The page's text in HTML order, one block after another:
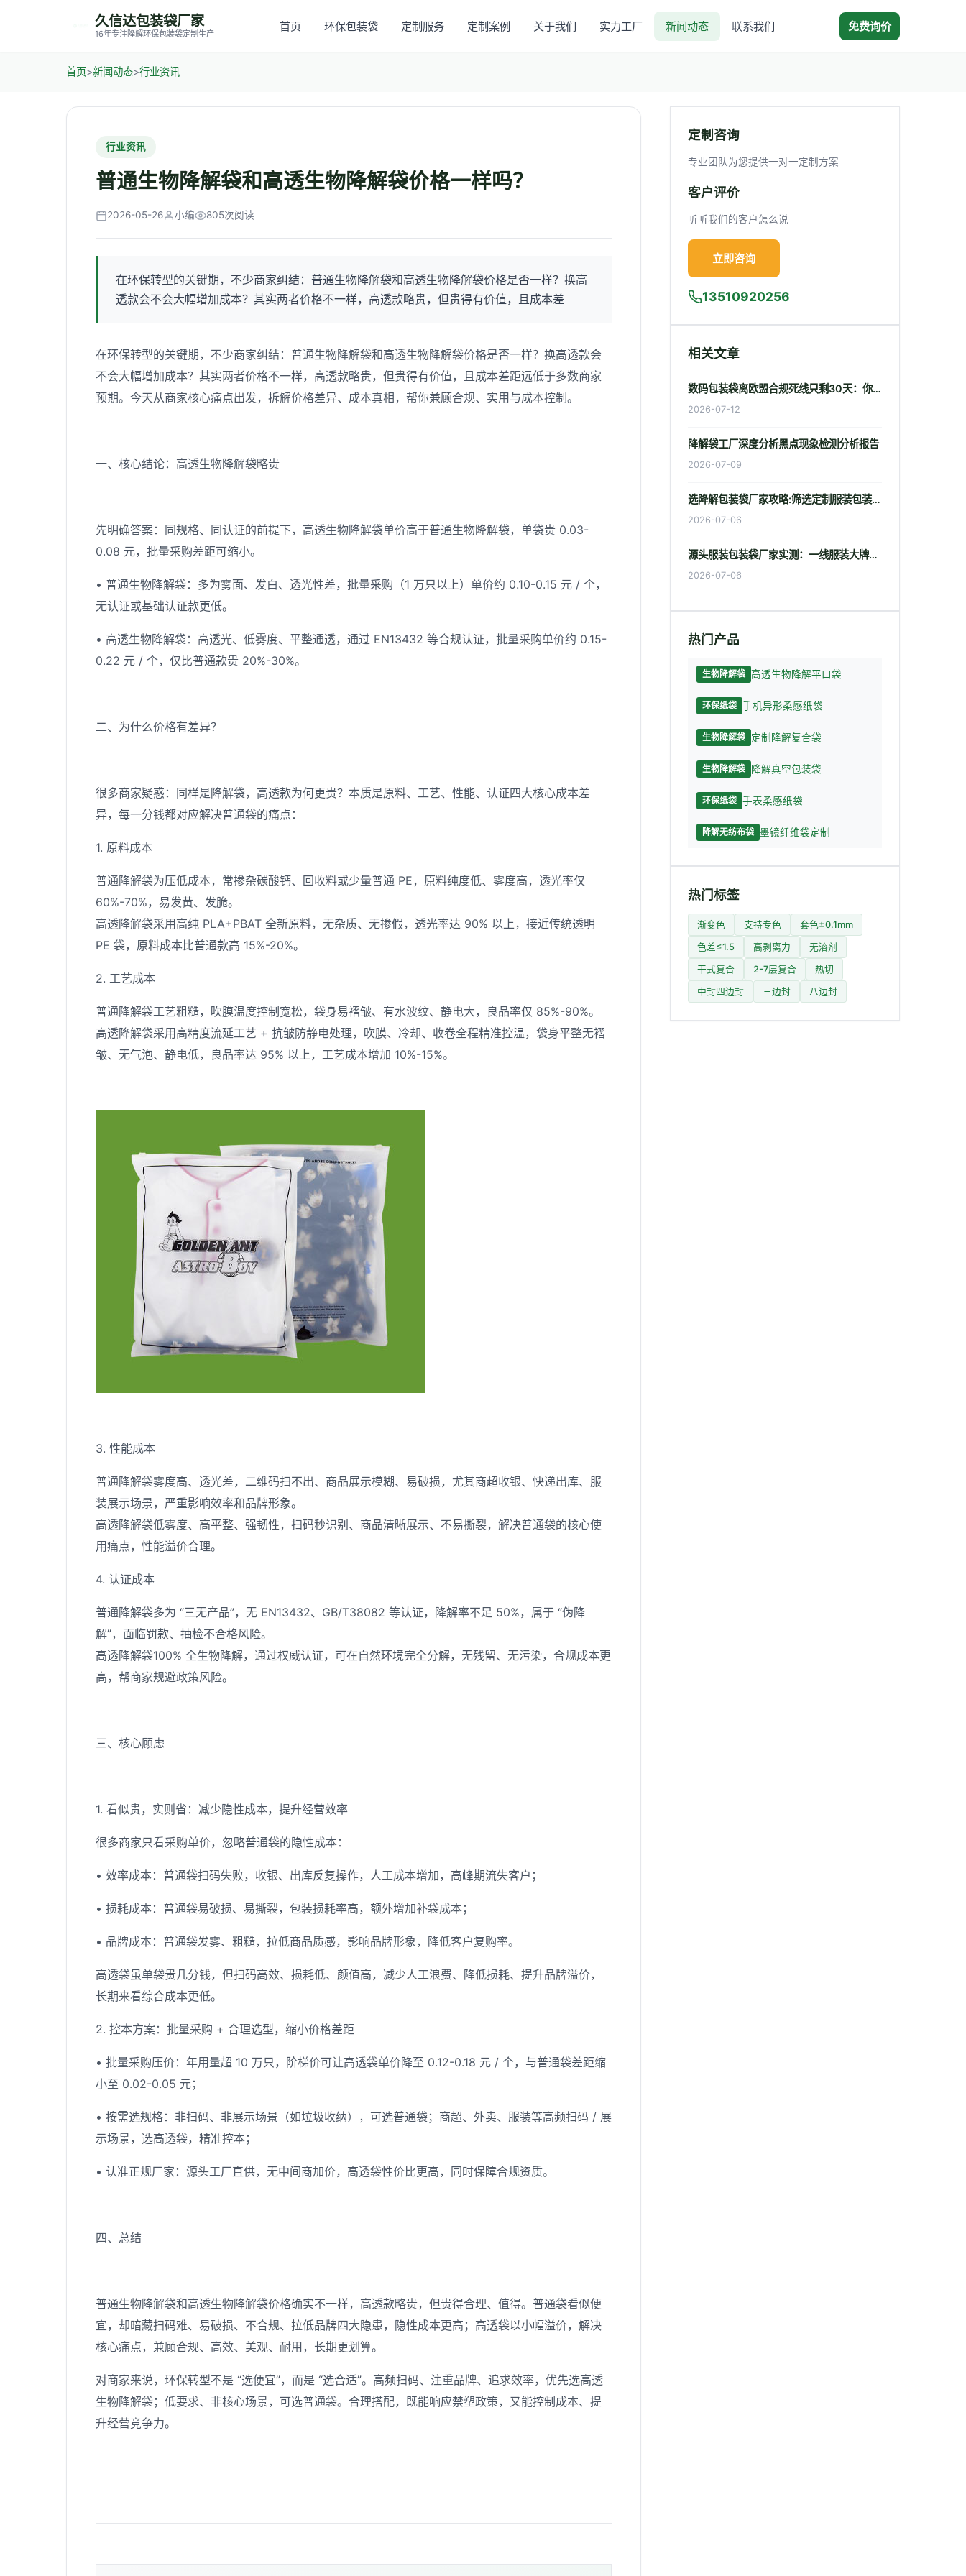
久信达包装袋厂家
16年专注降解环保包装袋定制生产
首页 环保包装袋 定制服务 定制案例 关于我们 实力工厂 新闻动态 联系我们 免费询价
首页>新闻动态>行业资讯
行业资讯
普通生物降解袋和高透生物降解袋价格一样吗？
2026-05-26 小编 805次阅读
在环保转型的关键期，不少商家纠结：普通生物降解袋和高透生物降解袋价格是否一样？换高
透款会不会大幅增加成本？其实两者价格不一样，高透款略贵，但贵得有价值，且成本差
在环保转型的关键期，不少商家纠结：普通生物降解袋和高透生物降解袋价格是否一样？换高透款会
不会大幅增加成本？其实两者价格不一样，高透款略贵，但贵得有价值，且成本差距远低于多数商家
预期。今天从商家核心痛点出发，拆解价格差异、成本真相，帮你兼顾合规、实用与成本控制。
一、核心结论：高透生物降解袋略贵
先明确答案：同规格、同认证的前提下，高透生物降解袋单价高于普通生物降解袋，单袋贵 0.03-
0.08 元，批量采购差距可缩小。
• 普通生物降解袋：多为雾面、发白、透光性差，批量采购（1 万只以上）单价约 0.10-0.15 元 / 个，
无认证或基础认证款更低。
• 高透生物降解袋：高透光、低雾度、平整通透，通过 EN13432 等合规认证，批量采购单价约 0.15-
0.22 元 / 个，仅比普通款贵 20%-30%。
二、为什么价格有差异？
很多商家疑惑：同样是降解袋，高透款为何更贵？本质是原料、工艺、性能、认证四大核心成本差
异，每一分钱都对应解决普通袋的痛点：
1. 原料成本
普通降解袋为压低成本，常掺杂碳酸钙、回收料或少量普通 PE，原料纯度低、雾度高，透光率仅
60%-70%，易发黄、发脆。
高透降解袋采用高纯 PLA+PBAT 全新原料，无杂质、无掺假，透光率达 90% 以上，接近传统透明
PE 袋，原料成本比普通款高 15%-20%。
2. 工艺成本
普通降解袋工艺粗糙，吹膜温度控制宽松，袋身易褶皱、有水波纹、静电大，良品率仅 85%-90%。
高透降解袋采用高精度流延工艺 + 抗皱防静电处理，吹膜、冷却、收卷全程精准控温，袋身平整无褶
皱、无气泡、静电低，良品率达 95% 以上，工艺成本增加 10%-15%。
3. 性能成本
普通降解袋雾度高、透光差，二维码扫不出、商品展示模糊、易破损，尤其商超收银、快递出库、服
装展示场景，严重影响效率和品牌形象。
高透降解袋低雾度、高平整、强韧性，扫码秒识别、商品清晰展示、不易撕裂，解决普通袋的核心使
用痛点，性能溢价合理。
4. 认证成本
普通降解袋多为 “三无产品”，无 EN13432、GB/T38082 等认证，降解率不足 50%，属于 “伪降
解”，面临罚款、抽检不合格风险。
高透降解袋100% 全生物降解，通过权威认证，可在自然环境完全分解，无残留、无污染，合规成本更
高，帮商家规避政策风险。
三、核心顾虑
1. 看似贵，实则省：减少隐性成本，提升经营效率
很多商家只看采购单价，忽略普通袋的隐性成本：
• 效率成本：普通袋扫码失败，收银、出库反复操作，人工成本增加，高峰期流失客户；
• 损耗成本：普通袋易破损、易撕裂，包装损耗率高，额外增加补袋成本；
• 品牌成本：普通袋发雾、粗糙，拉低商品质感，影响品牌形象，降低客户复购率。
高透袋虽单袋贵几分钱，但扫码高效、损耗低、颜值高，减少人工浪费、降低损耗、提升品牌溢价，
长期来看综合成本更低。
2. 控本方案：批量采购 + 合理选型，缩小价格差距
• 批量采购压价：年用量超 10 万只，阶梯价可让高透袋单价降至 0.12-0.18 元 / 个，与普通袋差距缩
小至 0.02-0.05 元；
• 按需选规格：非扫码、非展示场景（如垃圾收纳），可选普通袋；商超、外卖、服装等高频扫码 / 展
示场景，选高透袋，精准控本；
• 认准正规厂家：源头工厂直供，无中间商加价，高透袋性价比更高，同时保障合规资质。
四、总结
普通生物降解袋和高透生物降解袋价格确实不一样，高透款略贵，但贵得合理、值得。普通袋看似便
宜，却暗藏扫码难、易破损、不合规、拉低品牌四大隐患，隐性成本更高；高透袋以小幅溢价，解决
核心痛点，兼顾合规、高效、美观、耐用，长期更划算。
对商家来说，环保转型不是 “选便宜”，而是 “选合适”。高频扫码、注重品牌、追求效率，优先选高透
生物降解袋；低要求、非核心场景，可选普通袋。合理搭配，既能响应禁塑政策，又能控制成本、提
升经营竞争力。
定制咨询
专业团队为您提供一对一定制方案
客户评价
听听我们的客户怎么说
立即咨询
13510920256
相关文章
数码包装袋离欧盟合规死线只剩30天：你的包装还差哪张证？
2026-07-12
降解袋工厂深度分析黑点现象检测分析报告
2026-07-09
选降解包装袋厂家攻略:筛选定制服装包装袋厂指南
2026-07-06
源头服装包装袋厂家实测：一线服装大牌包装袋成分深度分析报告
2026-07-06
热门产品
生物降解袋 高透生物降解平口袋
环保纸袋 手机异形柔感纸袋
生物降解袋 定制降解复合袋
生物降解袋 降解真空包装袋
环保纸袋 手表柔感纸袋
降解无纺布袋 墨镜纤维袋定制
热门标签
渐变色 支持专色 套色±0.1mm
色差≤1.5 高剥离力 无溶剂
干式复合 2-7层复合 热切
中封四边封 三边封 八边封